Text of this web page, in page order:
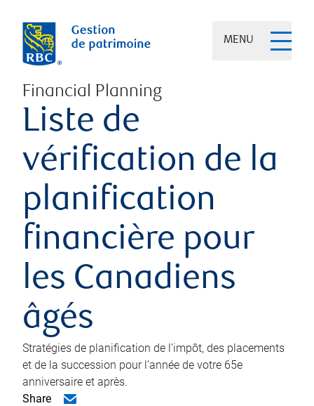
MENU
Financial Planning
Liste de
vérification de la
planification
financière pour
les Canadiens
âgés
Stratégies de planification de l’impôt, des placements
et de la succession pour l’année de votre 65e
anniversaire et après.
Share